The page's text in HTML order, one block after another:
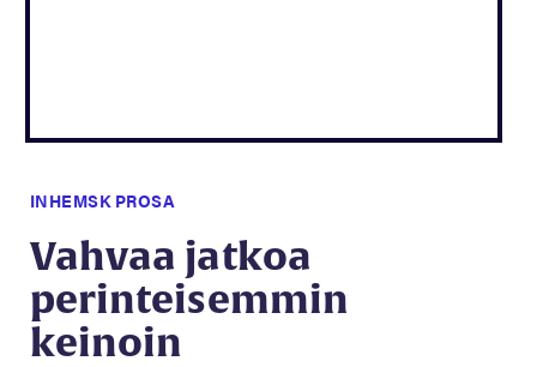
INHEMSK PROSA
Vahvaa jatkoa
perinteisemmin
keinoin